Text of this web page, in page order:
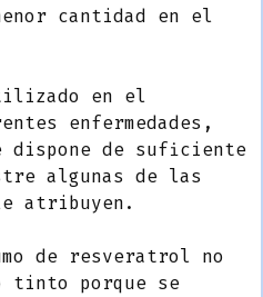
cantidad en el
en el
enfermedades,
dispone de suficiente
algunas de las
atribuyen.
de resveratrol no
tinto porque se